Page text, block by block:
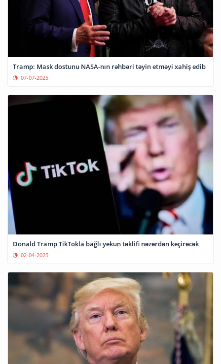
Tramp: Mask dostunu NASA-nın rəhbəri təyin etməyi xahiş edib
07-07-2025
Donald Tramp TikTokla bağlı yekun təklifi nəzərdən keçirəcək
02-04-2025